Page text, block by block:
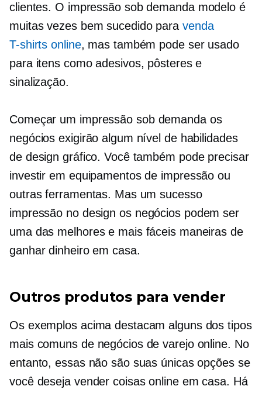
clientes. O impressão sob demandamodelo é
muitas vezes bem sucedido para venda
T-shirts online, mas também pode ser usado
para itens como adesivos, pôsteres e
sinalização.
Começar um impressão sob demandaos
negócios exigirão algum nível de habilidades
de design gráfico. Você também pode precisar
investir em equipamentos de impressão ou
outras ferramentas. Mas um sucesso
impressão no design os negócios podem ser
uma das melhores e mais fáceis maneiras de
ganhar dinheiro em casa.
Outros produtos para vender
Os exemplos acima destacam alguns dos tipos
mais comuns de negócios de varejo online. No
entanto, essas não são suas únicas opções se
você deseja vender coisas online em casa. Há